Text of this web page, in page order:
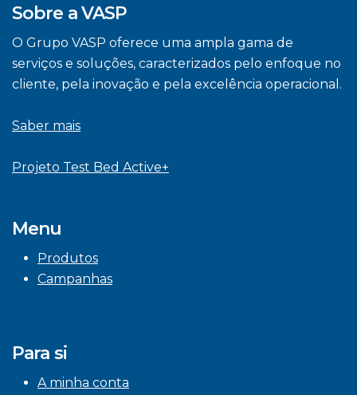
Sobre a VASP
O Grupo VASP oferece uma ampla gama de
serviços e soluções, caracterizados pelo enfoque no
cliente, pela inovação e pela excelência operacional.
Saber mais
Projeto Test Bed Active+
Menu
Produtos
Campanhas
Para si
A minha conta